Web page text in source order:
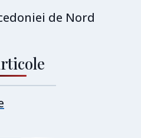
de Nord